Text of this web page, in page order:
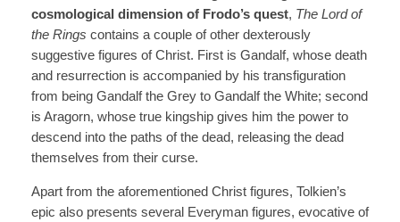
cosmological dimension of Frodo’s quest, The Lord of
the Rings contains a couple of other dexterously
suggestive figures of Christ. First is Gandalf, whose death
and resurrection is accompanied by his transfiguration
from being Gandalf the Grey to Gandalf the White; second
is Aragorn, whose true kingship gives him the power to
descend into the paths of the dead, releasing the dead
themselves from their curse.
Apart from the aforementioned Christ figures, Tolkien’s
epic also presents several Everyman figures, evocative of